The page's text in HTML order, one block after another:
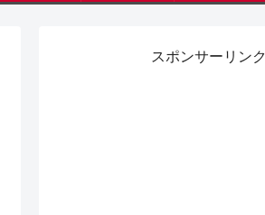
スポンサーリンク